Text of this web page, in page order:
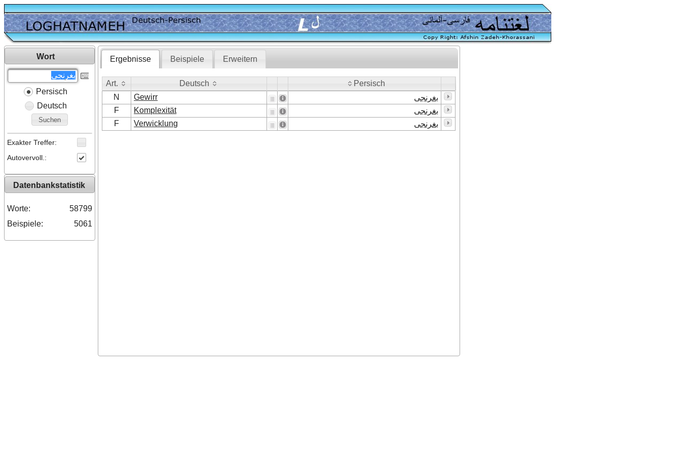
Wort
Persisch
Deutsch
Suchen
Exakter Treffer:
Autovervoll.:
Datenbankstatistik
Worte:
58799
Beispiele:
5061
Ergebnisse Beispiele Erweitern
Art. Deutsch
Persisch
Art.
N Gewirr
بغرنجی
F
Komplexität
بغرنجی
F
Verwicklung بغرنجی